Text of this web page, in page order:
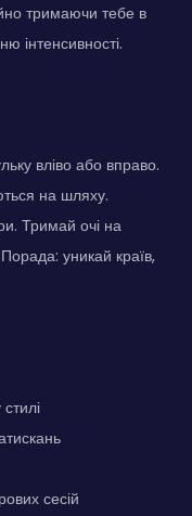
тримаючи тебе в
інтенсивності.
вліво або вправо.
на шляху.
Тримай очі на
уникай країв,
сесій